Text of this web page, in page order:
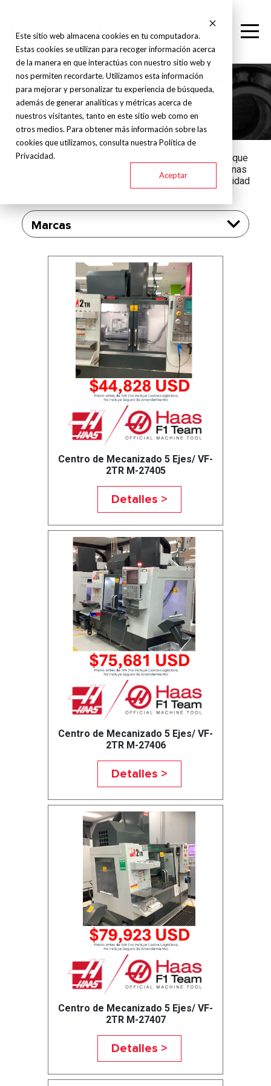
Este sitio web almacena cookies en tu computadora.
Estas cookies se utilizan para recoger información acerca
de la manera en que interactúas con nuestro sitio web y
nos permiten recordarte. Utilizamos esta información
para mejorar y personalizar tu experiencia de búsqueda,
además de generar analíticas y métricas acerca de
nuestros visitantes, tanto en este sitio web como en
otros medios. Para obtener más información sobre las
cookies que utilizamos, consulta nuestra Política de
Privacidad.
Aceptar
Usados Certificados by
Grupo HiTec
Invertir bien es cuestión de encontrar oportunidades que
pocas veces se repiten. Cada una de nuestras máquinas
Usados Certificados by Grupo HiTec son una oportunidad
Marcas
Centro de Mecanizado 5 Ejes/ VF-
2TR M-27405
Detalles >
Centro de Mecanizado 5 Ejes/ VF-
2TR M-27406
Detalles >
Centro de Mecanizado 5 Ejes/ VF-
2TR M-27407
Detalles >